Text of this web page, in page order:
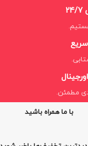
7
مطمئن.
با ما همراه باشید